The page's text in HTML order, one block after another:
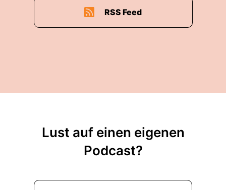
RSS Feed
Lust auf einen eigenen
Podcast?